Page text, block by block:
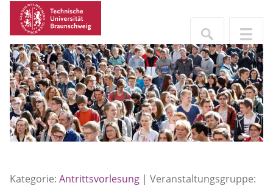
Kategorie: Antrittsvorlesung | Veranstaltungsgruppe: